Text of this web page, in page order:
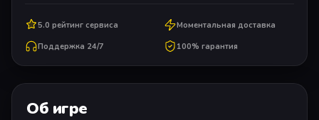
5.0 рейтинг сервиса
Моментальная доставка
Поддержка 24/7
100% гарантия
Об игре